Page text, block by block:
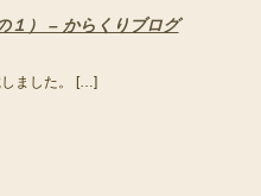
１） – からくりブログ
ました。 […]